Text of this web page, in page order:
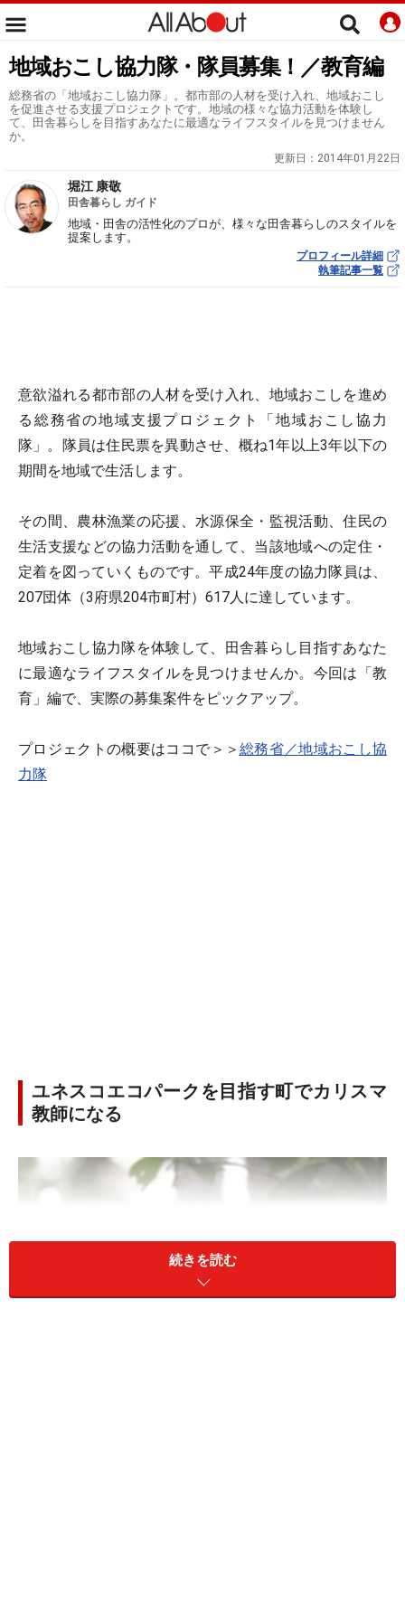
地域おこし協力隊・隊員募集！／教育編
総務省の「地域おこし協力隊」。都市部の人材を受け入れ、地域おこし
を促進させる支援プロジェクトです。地域の様々な協力活動を体験し
て、田舎暮らしを目指すあなたに最適なライフスタイルを見つけません
か。
更新日： 2014年01月22日
堀江 康敬
田舎暮らし ガイド
地域・田舎の活性化のプロが、様々な田舎暮らしのスタイルを
提案します。
プロフィール詳細
執筆記事一覧
意欲溢れる都市部の人材を受け入れ、地域おこしを進め
る総務省の地域支援プロジェクト「地域おこし協力
隊」。隊員は住民票を異動させ、概ね1年以上3年以下の
期間を地域で生活します。
その間、農林漁業の応援、水源保全・監視活動、住民の
生活支援などの協力活動を通して、当該地域への定住・
定着を図っていくものです。平成24年度の協力隊員は、
207団体（3府県204市町村）617人に達しています。
地域おこし協力隊を体験して、田舎暮らし目指すあなた
に最適なライフスタイルを見つけませんか。今回は「教
育」編で、実際の募集案件をピックアップ。
プロジェクトの概要はココで＞＞ 総務省／地域おこし協
力隊
ユネスコエコパークを目指す町でカリスマ
教師になる
続きを読む